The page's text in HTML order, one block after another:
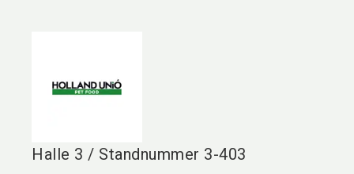
Halle 3 / Standnummer 3-403